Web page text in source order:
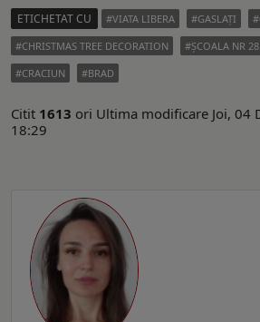
ETICHETAT CU VIATA LIBERA GASLAŢI
CHRISTMAS TREE DECORATION
ȘCOALA NR 28
CRACIUN
BRAD
Citit 1613 ori Ultima modificare Joi, 04
18:29